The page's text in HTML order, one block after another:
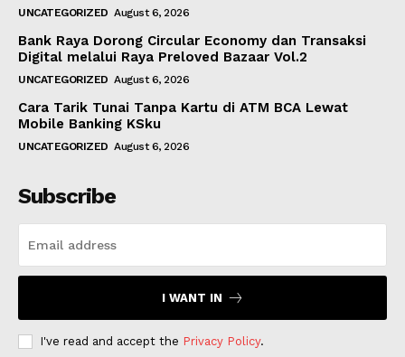
UNCATEGORIZED August 6, 2026
Bank Raya Dorong Circular Economy dan Transaksi
Digital melalui Raya Preloved Bazaar Vol.2
UNCATEGORIZED August 6, 2026
Cara Tarik Tunai Tanpa Kartu di ATM BCA Lewat
Mobile Banking KSku
UNCATEGORIZED August 6, 2026
Subscribe
I WANT IN
I've read and accept the Privacy Policy.